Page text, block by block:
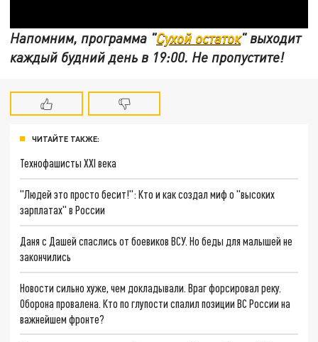
Напомним, программа "Сухой остаток" выходит
каждый будний день в 19:00. Не пропустите!
ЧИТАЙТЕ ТАКЖЕ:
Технофашисты XXI века
"Людей это просто бесит!": Кто и как создал миф о "высоких
зарплатах" в России
Даня с Дашей спаслись от боевиков ВСУ. Но беды для малышей не
закончились
Новости сильно хуже, чем докладывали. Враг форсировал реку.
Оборона провалена. Кто по глупости спалил позиции ВС России на
важнейшем фронте?